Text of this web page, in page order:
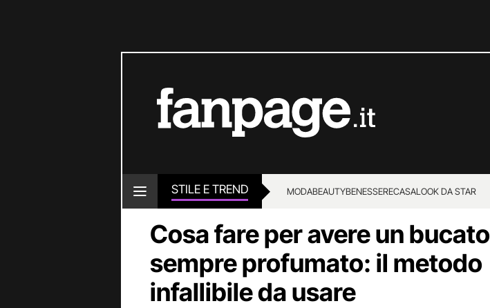
STILE E TREND MODABEAUTYBENESSERECASALOOK DA STAR
Cosa fare per avere un bucato
sempre profumato: il metodo
infallibile da usare